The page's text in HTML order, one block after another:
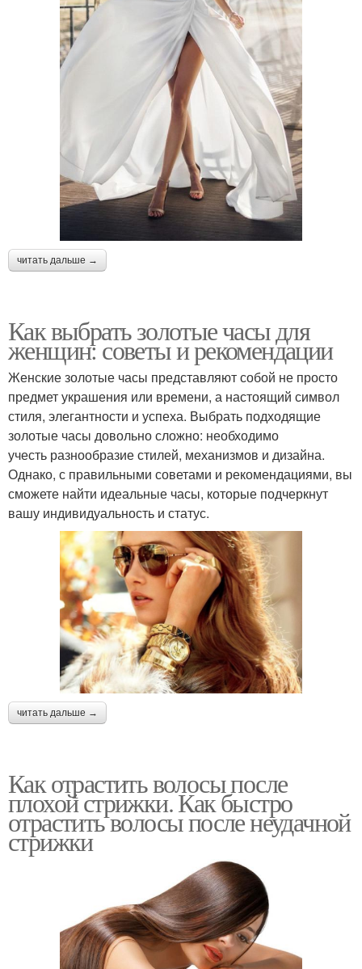
читать дальше →
Как выбрать золотые часы для
женщин: советы и рекомендации
Женские золотые часы представляют собой не просто
предмет украшения или времени, а настоящий символ
стиля, элегантности и успеха. Выбрать подходящие
золотые часы довольно сложно: необходимо
учесть разнообразие стилей, механизмов и дизайна.
Однако, с правильными советами и рекомендациями, вы
сможете найти идеальные часы, которые подчеркнут
вашу индивидуальность и статус.
читать дальше →
Как отрастить волосы после
плохой стрижки. Как быстро
отрастить волосы после неудачной
стрижки